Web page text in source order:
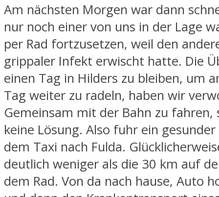
Am nächsten Morgen war dann
nur noch einer von uns in der Lage
per Rad fortzusetzen, weil den
grippaler Infekt erwischt hatte. Die
einen Tag in Hilders zu bleiben, um
Tag weiter zu radeln, haben wir
Gemeinsam mit der Bahn zu fahren,
keine Lösung. Also fuhr ein
dem Taxi nach Fulda.
deutlich weniger als die 30 km auf
dem Rad. Von da nach hause, Auto